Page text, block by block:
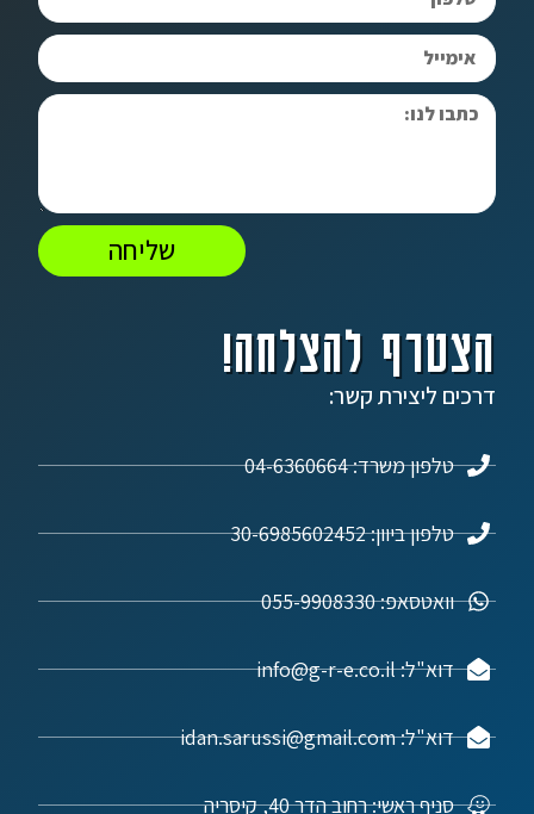
הצטרף להצלחה!
דרכים ליצירת קשר:
טלפון משרד: 04-6360664
טלפון ביוון: 30-6985602452
וואטסאפ: 055-9908330
דוא"ל: info@g-r-e.co.il
דוא"ל: idan.sarussi@gmail.com
סניף ראשי: רחוב הדר 40, קיסריה
שליחה